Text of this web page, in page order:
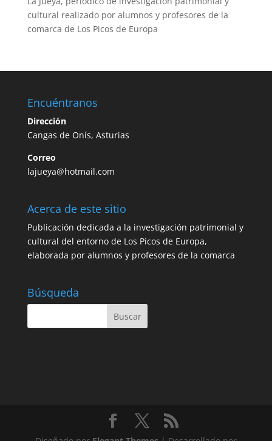
cultural realizado por alumnos y profesores de la
comarca de Los Picos de Europa
Encuéntranos
Dirección
Cangas de Onís, Asturias
Correo
lajueya@hotmail.com
Acerca de este sitio
Publicación dedicada a la investigación patrimonial y
cultural del entorno de Los Picos de Europa,
elaborada por alumnos y profesores de la comarca
Búsqueda